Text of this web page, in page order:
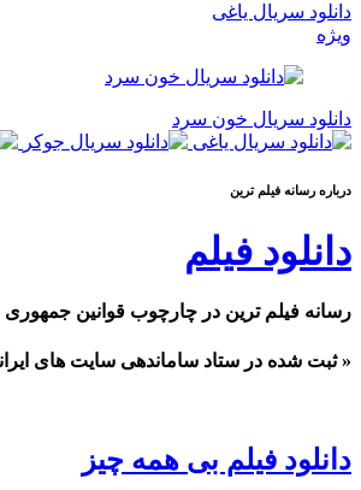
دانلود سریال یاغی
ویژه
دانلود سریال خون سرد
درباره رسانه فیلم ترین
دانلود فیلم
رسانه فیلم ترین در چارچوب قوانین
« ثبت شده در ستاد ساماندهی سایت های
دانلود فیلم بی همه چیز